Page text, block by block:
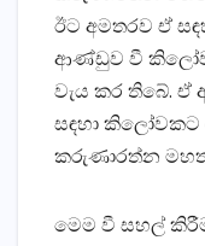
ඊට අමතරව ඒ
ආණ්‌ඩුව වී
වැය කර තිබේ.
සඳහා කිලෝවකට
කරුණාරත්න
මෙම වී සහල්